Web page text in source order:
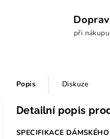
při
Popis Diskuze
Detailní popis
SPECIFIKACE